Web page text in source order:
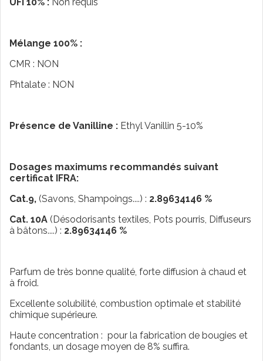
Mélange 100% :
CMR : NON
Phtalate : NON
Présence de Vanilline : Ethyl Vanillin 5-10%
Dosages maximums recommandés suivant
certificat IFRA:
Cat.9, (Savons, Shampoings....) : 2.89634146 %
Cat. 10A (Désodorisants textiles, Pots pourris, Diffuseurs
à bâtons....) : 2.89634146 %
Parfum de très bonne qualité, forte diffusion à chaud et
à froid.
Excellente solubilité, combustion optimale et stabilité
chimique supérieure.
Haute concentration : pour la fabrication de bougies et
fondants, un dosage moyen de 8% suffira.